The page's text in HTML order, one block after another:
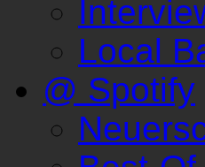
Local
@ Spotify